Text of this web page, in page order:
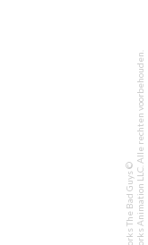
DreamWorks Animation LLC. Alle rechten voorbehouden.